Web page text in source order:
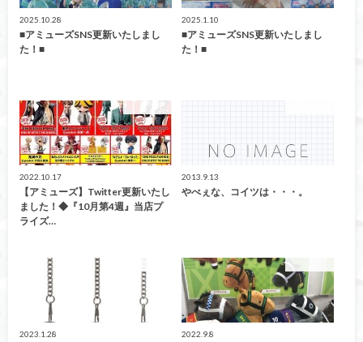
2025.10.28
■アミューズSNS更新いたしまし
た！■
2025.1.10
■アミューズSNS更新いたしまし
た！■
2022.10.17
【アミューズ】Twitter更新いたし
ました！◆『10月第4週』当店プ
ライズ…
2013.9.13
やべぇな、コイツは・・・。
2023.1.28 2022.9.8